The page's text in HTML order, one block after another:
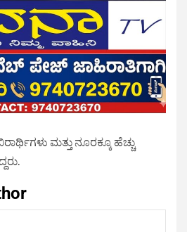
ಮತ್ತು ನೂರಕ್ಕೂ ಹೆಚ್ಚು